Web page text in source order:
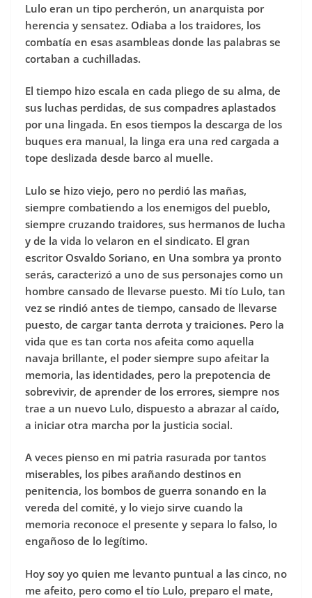
Lulo eran un tipo percherón, un anarquista por
herencia y sensatez. Odiaba a los traidores, los
combatía en esas asambleas donde las palabras se
cortaban a cuchilladas.
El tiempo hizo escala en cada pliego de su alma, de
sus luchas perdidas, de sus compadres aplastados
por una lingada. En esos tiempos la descarga de los
buques era manual, la linga era una red cargada a
tope deslizada desde barco al muelle.
Lulo se hizo viejo, pero no perdió las mañas,
siempre combatiendo a los enemigos del pueblo,
siempre cruzando traidores, sus hermanos de lucha
y de la vida lo velaron en el sindicato. El gran
escritor Osvaldo Soriano, en Una sombra ya pronto
serás, caracterizó a uno de sus personajes como un
hombre cansado de llevarse puesto. Mi tío Lulo, tan
vez se rindió antes de tiempo, cansado de llevarse
puesto, de cargar tanta derrota y traiciones. Pero la
vida que es tan corta nos afeita como aquella
navaja brillante, el poder siempre supo afeitar la
memoria, las identidades, pero la prepotencia de
sobrevivir, de aprender de los errores, siempre nos
trae a un nuevo Lulo, dispuesto a abrazar al caído,
a iniciar otra marcha por la justicia social.
A veces pienso en mi patria rasurada por tantos
miserables, los pibes arañando destinos en
penitencia, los bombos de guerra sonando en la
vereda del comité, y lo viejo sirve cuando la
memoria reconoce el presente y separa lo falso, lo
engañoso de lo legítimo.
Hoy soy yo quien me levanto puntual a las cinco, no
me afeito, pero como el tío Lulo, preparo el mate,